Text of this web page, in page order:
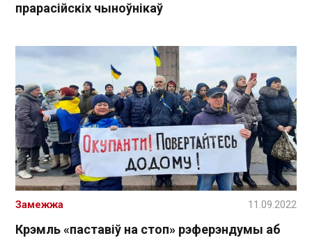
прарасійскіх чыноўнікаў
Крэмль «паставіў на стоп» рэферэндумы аб
Замежжа 11.09.2022